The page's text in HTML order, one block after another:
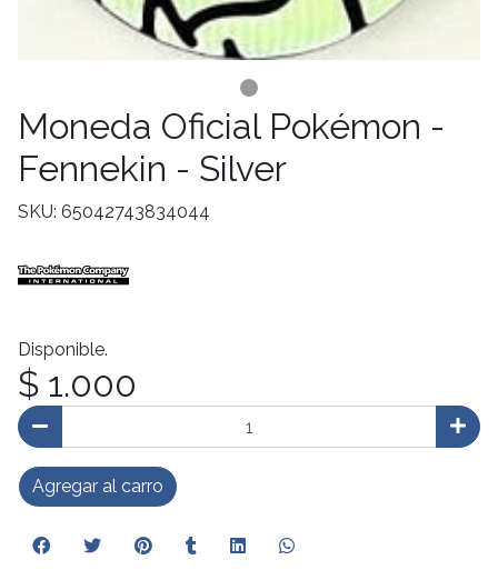
Moneda Oficial Pokémon -
Fennekin - Silver
SKU: 65042743834044
Disponible.
$ 1.000
Agregar al carro